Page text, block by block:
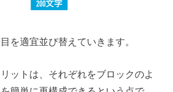
を適宜並び替えていきます。
ットは、それぞれをブロックのよ